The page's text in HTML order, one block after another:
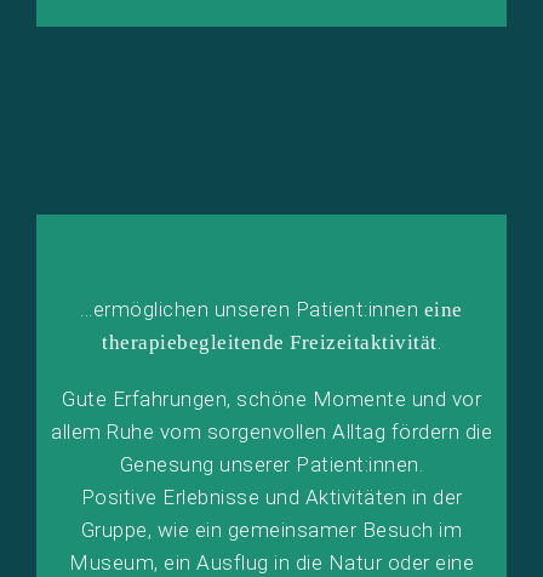
…ermöglichen unseren Patient:innen eine
therapiebegleitende Freizeitaktivität.
Gute Erfahrungen, schöne Momente und vor
allem Ruhe vom sorgenvollen Alltag fördern die
Genesung unserer Patient:innen.
Positive Erlebnisse und Aktivitäten in der
Gruppe, wie ein gemeinsamer Besuch im
Museum, ein Ausflug in die Natur oder eine